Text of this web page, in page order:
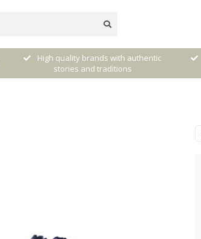
High quality brands with authentic
stories and traditions